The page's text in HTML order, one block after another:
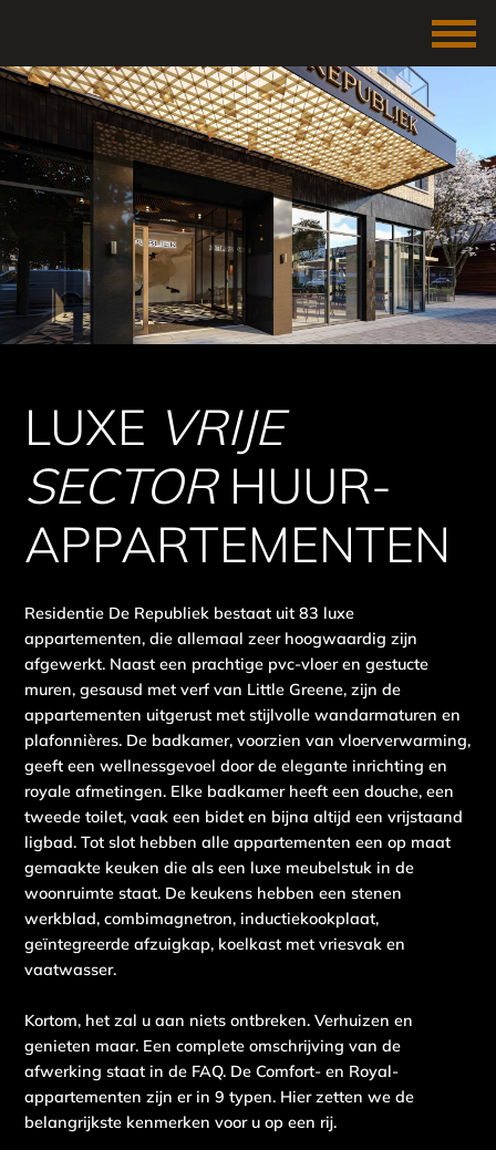
LUXE VRIJE
SECTORHUUR-
APPARTEMENTEN
Residentie De Republiek bestaat uit 83 luxe
appartementen, die allemaal zeer hoogwaardig zijn
afgewerkt. Naast een prachtige pvc-vloer en gestucte
muren, gesausd met verf van Little Greene, zijn de
appartementen uitgerust met stijlvolle wandarmaturen en
plafonnières. De badkamer, voorzien van vloerverwarming,
geeft een wellnessgevoel door de elegante inrichting en
royale afmetingen. Elke badkamer heeft een douche, een
tweede toilet, vaak een bidet en bijna altijd een vrijstaand
ligbad. Tot slot hebben alle appartementen een op maat
gemaakte keuken die als een luxe meubelstuk in de
woonruimte staat. De keukens hebben een stenen
werkblad, combimagnetron, inductiekookplaat,
geïntegreerde afzuigkap, koelkast met vriesvak en
vaatwasser.
Kortom, het zal u aan niets ontbreken. Verhuizen en
genieten maar. Een complete omschrijving van de
afwerking staat in de FAQ. De Comfort- en Royal-
appartementen zijn er in 9 typen. Hier zetten we de
belangrijkste kenmerken voor u op een rij.